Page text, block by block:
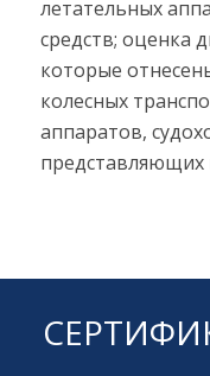
летательных
средств; оценка
которые
колесных
аппаратов,
представляющих